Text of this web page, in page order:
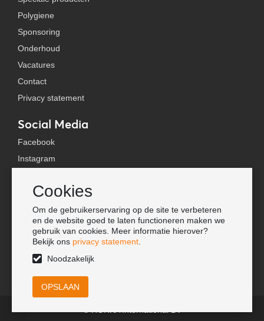
Cookies
Om de gebruikerservaring op de site te verbeteren
en de website goed te laten functioneren maken we
gebruik van cookies. Meer informatie hierover?
Bekijk ons privacy statement
Noodzakelijk
Polygiene
Sponsoring
Onderhoud
Vacatures
Contact
Privacy statement
Social Media
Facebook
Instagram
TikTok
Tools
Lookbook
Nieuwe klant